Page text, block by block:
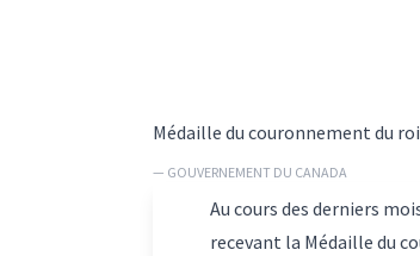
Médaille du couronnement du
— GOUVERNEMENT DU CANADA
Au cours des derniers
recevant la Médaille du